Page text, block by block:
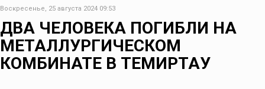
Воскресенье, 25 августа 2024 09:53
ДВА ЧЕЛОВЕКА ПОГИБЛИ НА
МЕТАЛЛУРГИЧЕСКОМ
КОМБИНАТЕ В ТЕМИРТАУ